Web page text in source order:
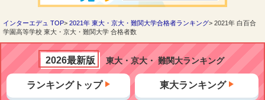
ド
ッ
ト
インターエデュ TOP 2021年 東大・京大・難関大学合格者ランキング
2021年 白百合
学園高等学校 東大・京大・難関大学 合格者数
2026最新版 東大・京大・ 難関大ランキング
ランキングトップ 東大ランキング